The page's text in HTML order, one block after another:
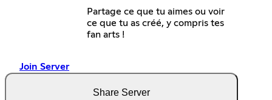
Partage ce que tu aimes ou voir
ce que tu as créé, y compris tes
fan arts !
Join Server
Share Server